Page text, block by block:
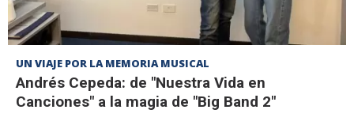
UN VIAJE POR LA MEMORIA MUSICAL
Andrés Cepeda: de "Nuestra Vida en
Canciones" a la magia de "Big Band 2"